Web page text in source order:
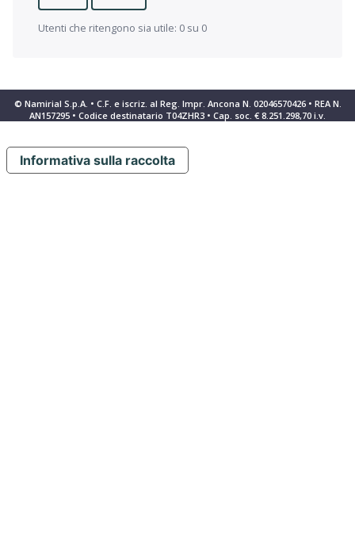
Utenti che ritengono sia utile: 0 su 0
© Namirial S.p.A. • C.F. e iscriz. al Reg. Impr. Ancona N. 02046570426 • REA N.
AN157295 • Codice destinatario T04ZHR3 • Cap. soc. € 8.251.298,70 i.v.
Informativa sulla raccolta